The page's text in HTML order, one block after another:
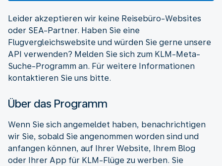
Leider akzeptieren wir keine Reisebüro-Websites
oder SEA-Partner. Haben Sie eine
Flugvergleichswebsite und würden Sie gerne unsere
API verwenden? Melden Sie sich zum KLM-Meta-
Suche-Programm an. Für weitere Informationen
kontaktieren Sie uns bitte.
Über das Programm
Wenn Sie sich angemeldet haben, benachrichtigen
wir Sie, sobald Sie angenommen worden sind und
anfangen können, auf Ihrer Website, Ihrem Blog
oder Ihrer App für KLM-Flüge zu werben. Sie